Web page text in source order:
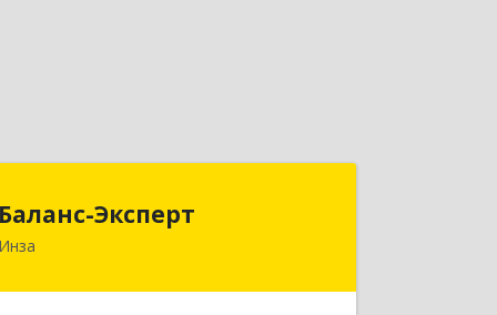
Баланс-Эксперт
Инза
433030, Ульяновская обл, Инзенский